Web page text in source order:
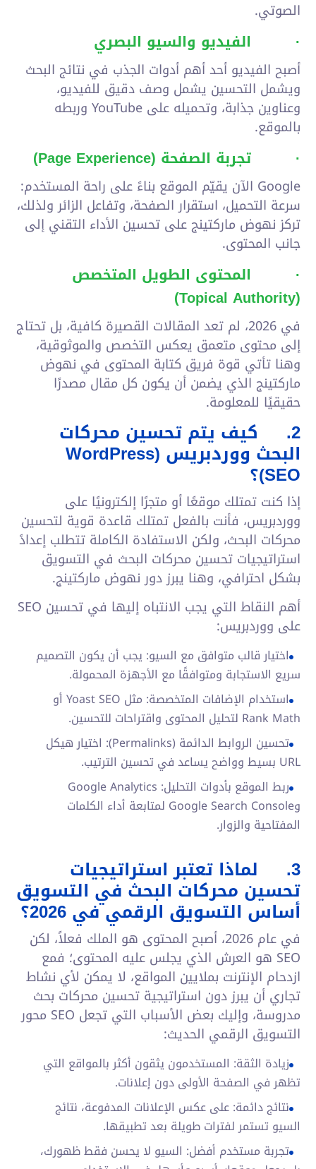
الصوتي.
· الفيديو والسيو البصري
أصبح الفيديو أحد أهم أدوات الجذب في نتائج البحث
ويشمل التحسين يشمل وصف دقيق للفيديو،
وعناوين جذابة، وتحميله على YouTube وربطه
بالموقع.
·تجربة الصفحة (Page Experience
)
Google الآن يقيّم الموقع بناءً على راحة المستخدم:
سرعة التحميل، استقرار الصفحة، وتفاعل الزائر ولذلك،
تركز نهوض ماركتينج على تحسين الأداء التقني إلى
جانب المحتوى.
· المحتوى الطويل المتخصص
(
Topical Authority
)
في 2026، لم تعد المقالات القصيرة كافية، بل تحتاج
إلى محتوى متعمق يعكس التخصص والموثوقية،
وهنا تأتي قوة فريق كتابة المحتوى في نهوض
ماركتينج الذي يضمن أن يكون كل مقال مصدرًا
حقيقيًا للمعلومة.
2. كيف يتم تحسين محركات
البحث ووردبريس (WordPress
SEO)؟
إذا كنت تمتلك موقعًا أو متجرًا إلكترونيًا على
ووردبريس، فأنت بالفعل تمتلك قاعدة قوية لتحسين
محركات البحث، ولكن الاستفادة الكاملة تتطلب إعدادً
استراتيجيات تحسين محركات البحث في التسويق
بشكل احترافي، وهنا يبرز دور نهوض ماركتينج.
أهم النقاط التي يجب الانتباه إليها في تحسين SEO
على ووردبريس:
اختيار قالب متوافق مع السيو: يجب أن يكون التصميم
سريع الاستجابة ومتوافقًا مع الأجهزة المحمولة.
استخدام الإضافات المتخصصة: مثل Yoast SEO أو
Rank Math لتحليل المحتوى واقتراحات للتحسين.
تحسين الروابط الدائمة (Permalinks): اختيار هيكل
URL بسيط وواضح يساعد في تحسين الترتيب.
ربط الموقع بأدوات التحليل: Google Analytics
وGoogle Search Console لمتابعة أداء الكلمات
المفتاحية والزوار.
3. لماذا تعتبر استراتيجيات
تحسين محركات البحث في التسويق
أساس التسويق الرقمي في 2026؟
في عام 2026، أصبح المحتوى هو الملك فعلاً، لكن
SEO هو العرش الذي يجلس عليه المحتوى؛ فمع
ازدحام الإنترنت بملايين المواقع، لا يمكن لأي نشاط
تجاري أن يبرز دون استراتيجية تحسين محركات بحث
مدروسة، وإليك بعض الأسباب التي تجعل SEO محور
التسويق الرقمي الحديث:
زيادة الثقة: المستخدمون يثقون أكثر بالمواقع التي
تظهر في الصفحة الأولى دون إعلانات.
نتائج دائمة: على عكس الإعلانات المدفوعة، نتائج
السيو تستمر لفترات طويلة بعد تطبيقها.
تجربة مستخدم أفضل: السيو لا يحسن فقط ظهورك،